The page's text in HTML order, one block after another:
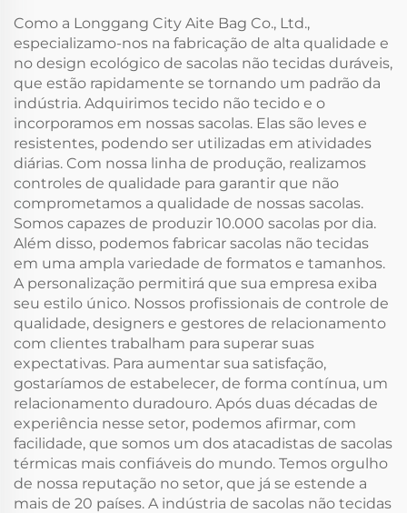
Personalizado
Impresso
mantém frio e gelado
Como a Longgang City Aite Bag Co., Ltd.,
especializamo-nos na fabricação de alta qualidade e
no design ecológico de sacolas não tecidas duráveis,
que estão rapidamente se tornando um padrão da
indústria. Adquirimos tecido não tecido e o
incorporamos em nossas sacolas. Elas são leves e
resistentes, podendo ser utilizadas em atividades
diárias. Com nossa linha de produção, realizamos
controles de qualidade para garantir que não
comprometamos a qualidade de nossas sacolas.
Somos capazes de produzir 10.000 sacolas por dia.
Além disso, podemos fabricar sacolas não tecidas
em uma ampla variedade de formatos e tamanhos.
A personalização permitirá que sua empresa exiba
seu estilo único. Nossos profissionais de controle de
qualidade, designers e gestores de relacionamento
com clientes trabalham para superar suas
expectativas. Para aumentar sua satisfação,
gostaríamos de estabelecer, de forma contínua, um
relacionamento duradouro. Após duas décadas de
experiência nesse setor, podemos afirmar, com
facilidade, que somos um dos atacadistas de sacolas
térmicas mais confiáveis do mundo. Temos orgulho
de nossa reputação no setor, que já se estende a
mais de 20 países. A indústria de sacolas não tecidas